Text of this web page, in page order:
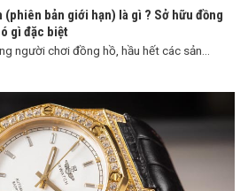
bản giới hạn) là gì ? Sở hữu đồng
gì đặc biệt
người chơi đồng hồ, hầu hết các sản...